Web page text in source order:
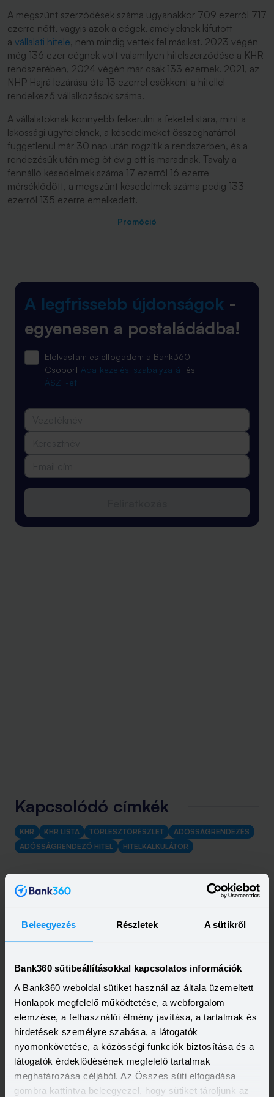
Beleegyezés Részletek A sütikről
Bank360 sütibeállításokkal kapcsolatos információk
A Bank360 weboldal sütiket használ az általa üzemeltett
Honlapok megfelelő működtetése, a webforgalom
elemzése, a felhasználói élmény javítása, a tartalmak és
hirdetések személyre szabása, a látogatók
nyomonkövetése, a közösségi funkciók biztosítása és a
látogatók érdeklődésének megfelelő tartalmak
meghatározása céljából. Az Összes süti elfogadása
gombra kattintva beleegyezel, hogy sütiket tároljunk az
A megszűnt szerződések száma ugyanakkor 709 ezerről 717
ezerre nőtt, vagyis azok a cégek, amelyeknek kifutott
a vállalati hitele, nem mindig vettek fel másikat. 2023 végén
még 136 ezer cégnek volt valamilyen hitelszerződése a KHR
rendszerében, 2024 végén már csak 133 ezernek. 2021, az
NHP Hajrá lezárása óta 13 ezerrel csökkent a hitellel
rendelkező vállalkozások száma.
A vállalatoknak könnyebb felkerülni a feketelistára, mint a
lakossági ügyfeleknek, a késedelmeket összeghatártól
függetlenül már 30 nap után rögzítik a rendszerben, és a
rendezésük után még öt évig ott is maradnak. Tavaly a
fennálló késedelmek száma 17 ezerről 16 ezerre
mérséklődött, a megszűnt késedelmek száma pedig 133
ezerről 135 ezerre emelkedett.
Promóció
A legfrissebb újdonságok -
egyenesen a postaládádba!
Elolvastam és elfogadom a Bank360
Csoport Adatkezelési szabályzatát és
ÁSZF-ét
Kapcsolódó címkék
KHR KHR LISTA TÖRLESZTŐRÉSZLET
ADÓSSÁGRENDEZÉS
ADÓSSÁGRENDEZŐ HITEL
HITELKALKULÁTOR
Kapcsolódó cikkek